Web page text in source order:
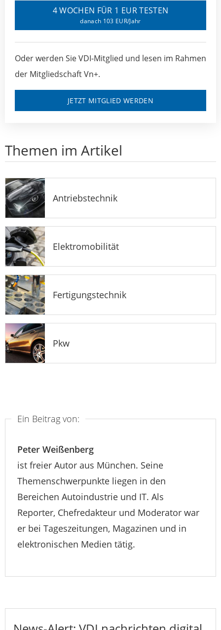
4 WOCHEN FÜR 1 EUR TESTEN
danach 103 EUR/Jahr
Oder werden Sie VDI-Mitglied und lesen im Rahmen
der Mitgliedschaft Vn+.
JETZT MITGLIED WERDEN
Themen im Artikel
Antriebstechnik
Elektromobilität
Fertigungstechnik
Pkw
Ein Beitrag von:
Peter Weißenberg
ist freier Autor aus München. Seine
Themenschwerpunkte liegen in den
Bereichen Autoindustrie und IT. Als
Reporter, Chefredakteur und Moderator war
er bei Tageszeitungen, Magazinen und in
elektronischen Medien tätig.